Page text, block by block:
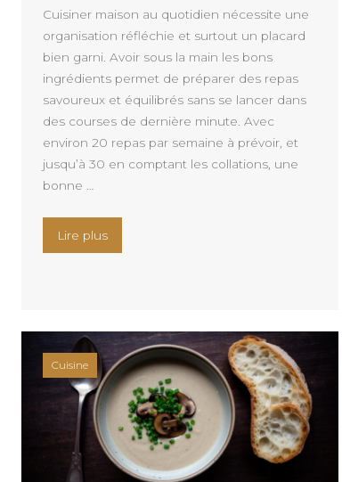
Cuisiner maison au quotidien nécessite une
organisation réfléchie et surtout un placard
bien garni. Avoir sous la main les bons
ingrédients permet de préparer des repas
savoureux et équilibrés sans se lancer dans
des courses de dernière minute. Avec
environ 20 repas par semaine à prévoir, et
jusqu’à 30 en comptant les collations, une
bonne …
Lire plus« Les indispensables du placard pour
Cuisine